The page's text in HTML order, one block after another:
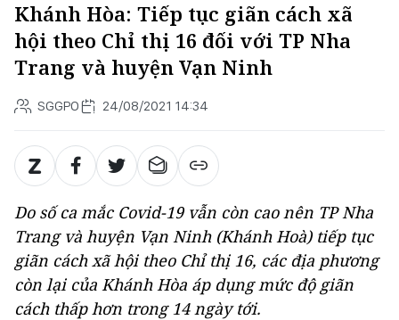
Khánh Hòa: Tiếp tục giãn cách xã
hội theo Chỉ thị 16 đối với TP Nha
Trang và huyện Vạn Ninh
SGGPO 24/08/2021 14:34
Do số ca mắc Covid-19 vẫn còn cao nên TP Nha
Trang và huyện Vạn Ninh (Khánh Hoà) tiếp tục
giãn cách xã hội theo Chỉ thị 16, các địa phương
còn lại của Khánh Hòa áp dụng mức độ giãn
cách thấp hơn trong 14 ngày tới.